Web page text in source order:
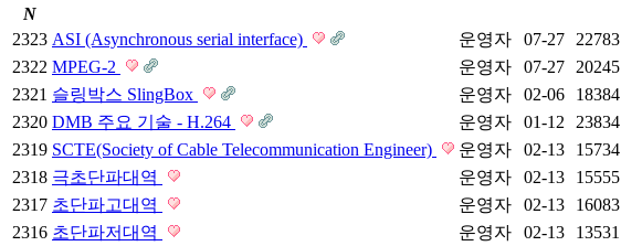
N
2323 ASI (Asynchronous serial interface) 운영자 07-27 22783
2322 MPEG-2 운영자 07-27 20245
2321 슬링박스 SlingBox 운영자 02-06 18384
2320 DMB 주요 기술 - H.264 운영자 01-12 23834
2319 SCTE(Society of Cable Telecommunication Engineer) 운영자 02-13 15734
2318 극초단파대역 운영자 02-13 15555
2317 초단파고대역 운영자 02-13 16083
2316 초단파저대역 운영자 02-13 13531